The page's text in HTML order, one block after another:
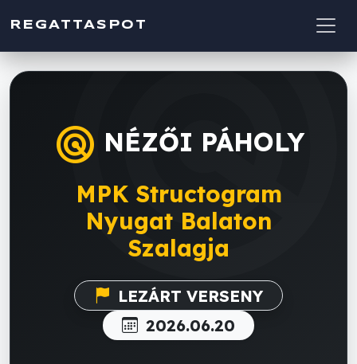
REGATTASPOT
radar NÉZŐI PÁHOLY
MPK Structogram
Nyugat Balaton
Szalagja
LEZÁRT VERSENY
2026.06.20